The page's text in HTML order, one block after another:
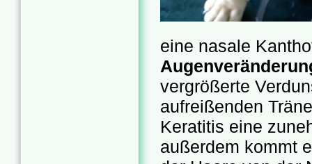
eine nasale
vergrößerte
aufreißenden
Keratitis eine
außerdem kommt